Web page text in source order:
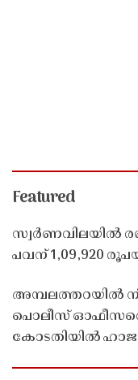
Featured
സ്വർണവിലയിൽ
പവന് 1,09,920
അമ്പലത്തറയിൽ
പൊലീസ്
കോടതിയിൽ